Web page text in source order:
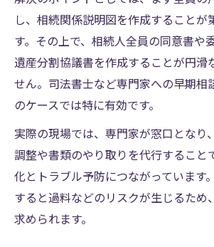
し、相続関係説明図を作成することが
す。その上で、相続人全員の同意書や
遺産分割協議書を作成することが円滑
せん。司法書士など専門家への早期相
のケースでは特に有効です。
実際の現場では、専門家が窓口となり
調整や書類のやり取りを代行すること
化とトラブル予防につながっています
すると過料などのリスクが生じるため
求められます。